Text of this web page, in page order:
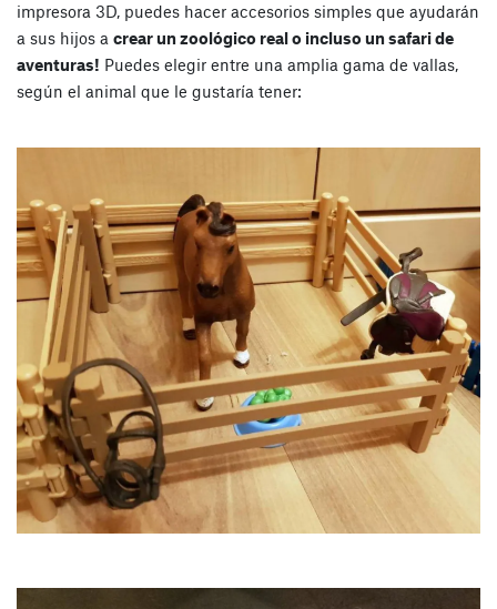
impresora 3D, puedes hacer accesorios simples que ayudarán
a sus hijos a crear un zoológico real o incluso un safari de
aventuras! Puedes elegir entre una amplia gama de vallas,
según el animal que le gustaría tener: